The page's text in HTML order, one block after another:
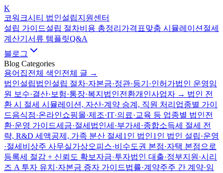
K
코워크시티 법인설립지원센터
설립 가이드설립 절차비용 총정리 가격표맞춤 시뮬레이션 절세
계산기 서류 템플릿Q&A
블로그
Blog Categories
용어집전체 색인전체 글 →
법인설립법인설립 절차·자본금·정관·등기·인허가법인 운영임
원 보수·결산·보험·통장·복지 법인전환개인사업자 → 법인 전
환 시 절세 시뮬레이션, 자산·계약 승계, 직원 처리 업종별 가이
드음식점·온라인쇼핑몰·제조·IT·의료·교육 등 업종별 법인전
환·운영 가이드세금·절세 법인세·부가세·종합소득세 절세 전
략, R&D 세액공제, 가족 분산 절세 1인 법인1인 법인 설립·운영
·절세 비상주 사무실가상오피스·비수도권 본점·자택 본점으로
등록세 절감 + 신뢰도 확보 자금·투자법인 대출·정부지원·시리
즈 A 투자 유치·자본금 증자 가이드법률·계약주주 간 계약·임